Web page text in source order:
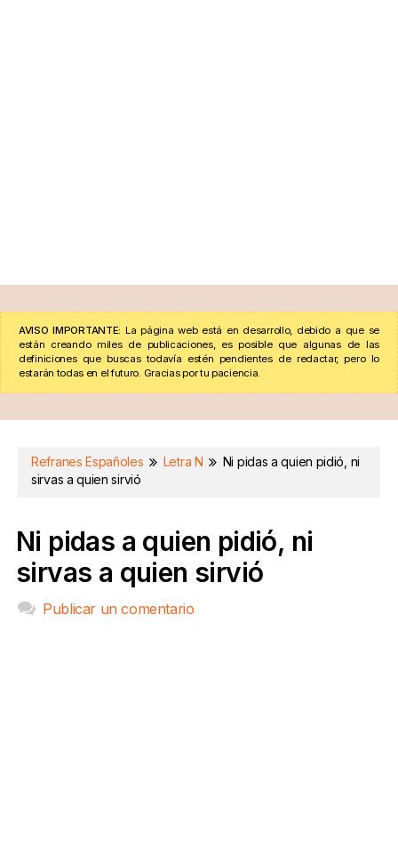
AVISO IMPORTANTE: La página web está en desarrollo, debido a que se
están creando miles de publicaciones, es posible que algunas de las
definiciones que buscas todavía estén pendientes de redactar, pero lo
estarán todas en el futuro. Gracias por tu paciencia.
Refranes Españoles Letra N
Ni pidas a quien pidió, ni
sirvas a quien sirvió
Ni pidas a quien pidió, ni
sirvas a quien sirvió
Publicar un comentario